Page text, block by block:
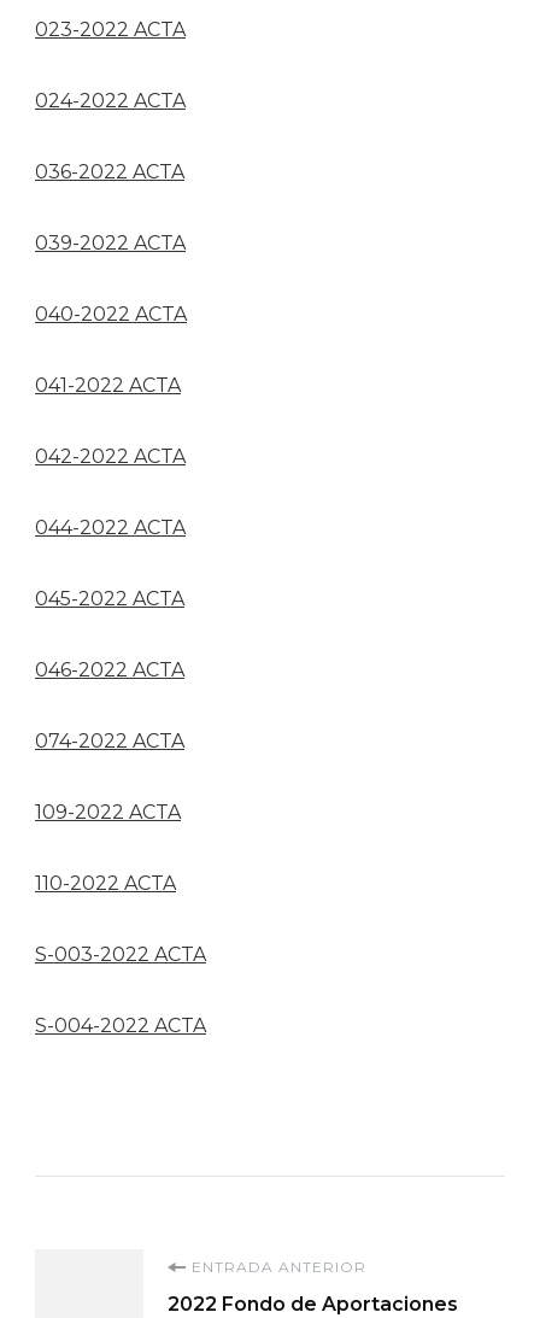
023-2022 ACTA
024-2022 ACTA
036-2022 ACTA
039-2022 ACTA
040-2022 ACTA
041-2022 ACTA
042-2022 ACTA
044-2022 ACTA
045-2022 ACTA
046-2022 ACTA
074-2022 ACTA
109-2022 ACTA
110-2022 ACTA
S-003-2022 ACTA
S-004-2022 ACTA
Navegación
ENTRADA ANTERIOR
2022 Fondo de Aportaciones